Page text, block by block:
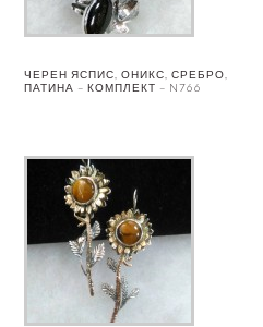
ЧЕРЕН ЯСПИС, ОНИКС, СРЕБРО,
ПАТИНА – КОМПЛЕКТ – N766